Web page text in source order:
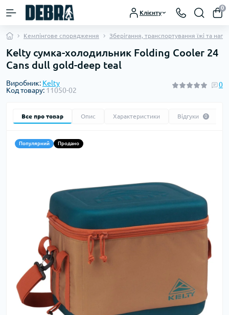
Клієнту
0
Кемпінгове спорядження Зберігання, транспортування їжі та
Kelty сумка-холодильник Folding Cooler 24
Cans dull gold-deep teal
Виробник: Kelty
Код товару: 11050-02
0
Все про товар Опис Характеристики Відгуки 0
Популярний Продано